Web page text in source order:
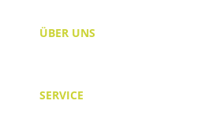
ÜBER UNS
SERVICE